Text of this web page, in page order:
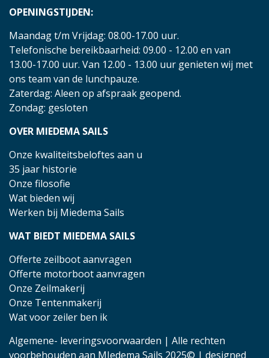
OPENINGSTIJDEN:
Maandag t/m Vrijdag: 08.00-17.00 uur.
Telefonische bereikbaarheid: 09.00 - 12.00 en van
13.00-17.00 uur. Van 12.00 - 13.00 uur genieten wij met
ons team van de lunchpauze.
Zaterdag: Aleen op afspraak geopend.
Zondag: gesloten
OVER MIEDEMA SAILS
Onze kwaliteitsbeloftes aan u
35 jaar historie
Onze filosofie
Wat bieden wij
Werken bij Miedema Sails
WAT BIEDT MIEDEMA SAILS
Offerte zeilboot aanvragen
Offerte motorboot aanvragen
Onze Zeilmakerij
Onze Tentenmakerij
Wat voor zeiler ben ik
Algemene- leveringsvoorwaarden | Alle rechten
voorbehouden aan MIedema Sails 2025© | designed